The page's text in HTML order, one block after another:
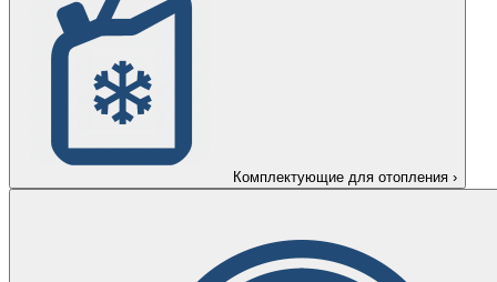
Комплектующие для отопления ›